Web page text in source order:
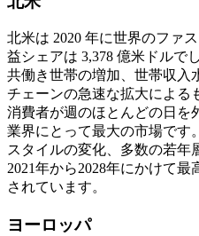
北米は 2020 年に世界のファ
益シェアは 3,378 億米ドルで
共働き世帯の増加、世帯収入
チェーンの急速な拡大による
消費者が週のほとんどの日を
業界にとって最大の市場です
スタイルの変化、多数の若年
2021年から2028年にかけて
されています。
ヨーロッパ